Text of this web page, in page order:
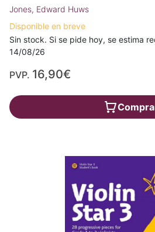
Jones, Edward Huws
Disponible en breve
Sin stock. Si se pide hoy, se estima
14/08/26
PVP. 16,90€